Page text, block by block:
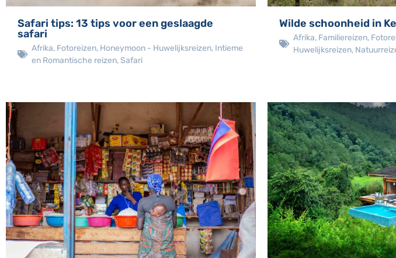
Safari tips: 13 tips voor een geslaagde
safari
Afrika, Fotoreizen, Honeymoon - Huwelijksreizen, Intieme
en Romantische reizen,Safari
Wilde schoonheid in
Afrika, Familiereizen,
Huwelijksreizen,